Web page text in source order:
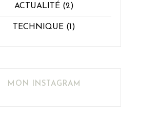
ACTUALITÉ (2)
TECHNIQUE (1)
MON INSTAGRAM